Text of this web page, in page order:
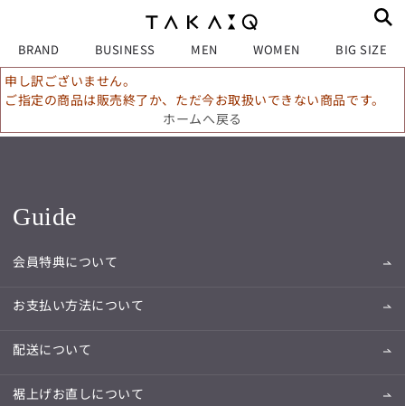
BRAND BUSINESS MEN WOMEN BIG SIZE
申し訳ございません。
ご指定の商品は販売終了か、ただ今お取扱いできない商品です。
ホームへ戻る
Guide
会員特典について
お支払い方法について
配送について
裾上げお直しについて